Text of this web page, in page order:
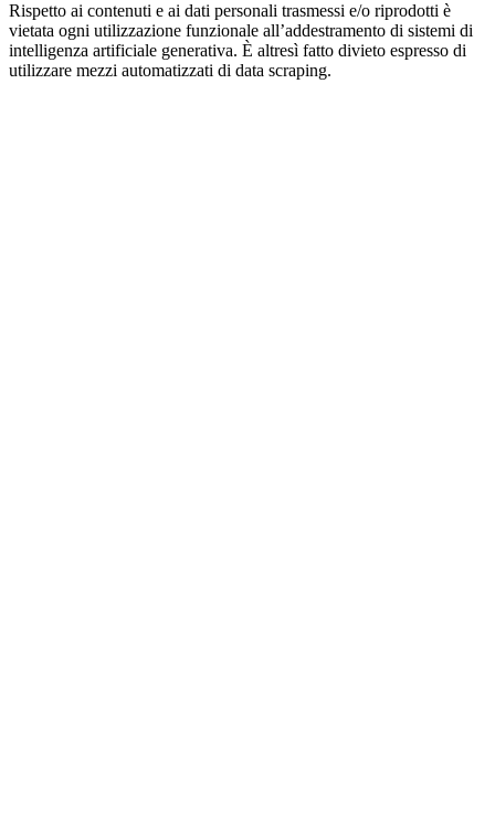
Rispetto ai contenuti e ai dati personali trasmessi e/o riprodotti è
vietata ogni utilizzazione funzionale all’addestramento di sistemi di
intelligenza artificiale generativa. È altresì fatto divieto espresso di
utilizzare mezzi automatizzati di data scraping.